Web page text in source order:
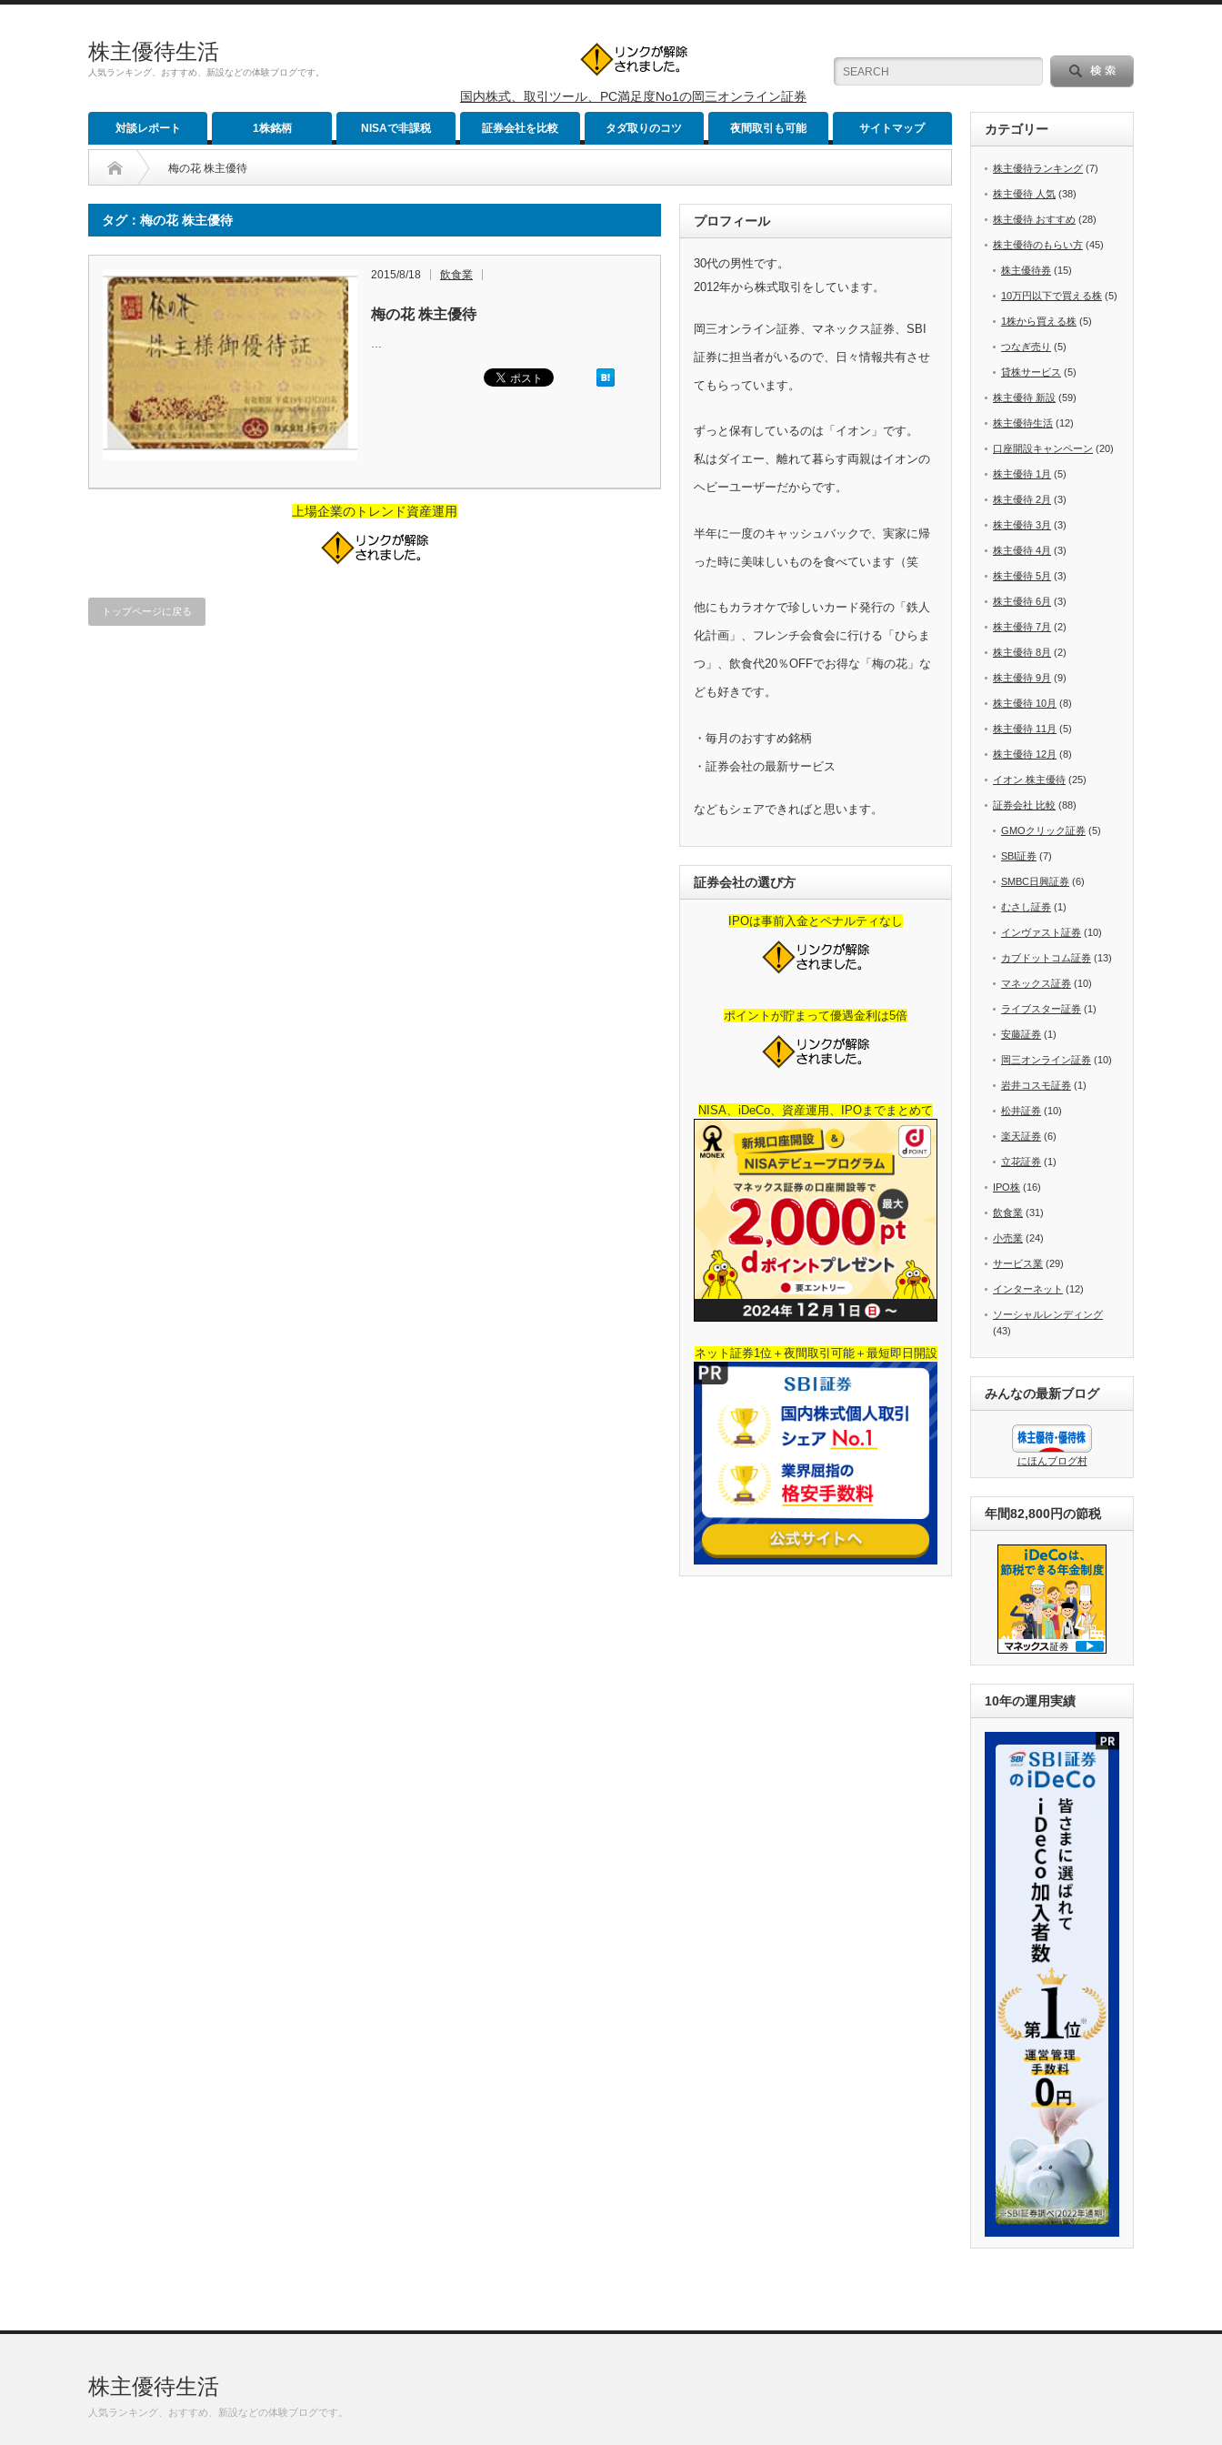
株主優待生活
人気ランキング、おすすめ、新設などの体験ブログです。
国内株式、取引ツール、PC満足度No1の岡三オンライン証券
対談レポート 1株銘柄 NISAで非課税 証券会社を比較 タダ取りのコツ 夜間取引も可能 サイトマップ
梅の花 株主優待
タグ：梅の花 株主優待
2015/8/18 飲食業
梅の花 株主優待
…
上場企業のトレンド資産運用
トップページに戻る
プロフィール
30代の男性です。
2012年から株式取引をしています。
岡三オンライン証券、マネックス証券、SBI
証券に担当者がいるので、日々情報共有させ
てもらっています。
ずっと保有しているのは「イオン」です。
私はダイエー、離れて暮らす両親はイオンの
ヘビーユーザーだからです。
半年に一度のキャッシュバックで、実家に帰
った時に美味しいものを食べています（笑
他にもカラオケで珍しいカード発行の「鉄人
化計画」、フレンチ会食会に行ける「ひらま
つ」、飲食代20％OFFでお得な「梅の花」な
ども好きです。
・毎月のおすすめ銘柄
・証券会社の最新サービス
などもシェアできればと思います。
証券会社の選び方
IPOは事前入金とペナルティなし
ポイントが貯まって優遇金利は5倍
NISA、iDeCo、資産運用、IPOまでまとめて
ネット証券1位＋夜間取引可能＋最短即日開設
カテゴリー
株主優待ランキング (7)
株主優待 人気 (38)
株主優待 おすすめ (28)
株主優待のもらい方 (45)
株主優待券 (15)
10万円以下で買える株 (5)
1株から買える株 (5)
つなぎ売り (5)
貸株サービス (5)
株主優待 新設 (59)
株主優待生活 (12)
口座開設キャンペーン (20)
株主優待 1月 (5)
株主優待 2月 (3)
株主優待 3月 (3)
株主優待 4月 (3)
株主優待 5月 (3)
株主優待 6月 (3)
株主優待 7月 (2)
株主優待 8月 (2)
株主優待 9月 (9)
株主優待 10月 (8)
株主優待 11月 (5)
株主優待 12月 (8)
イオン 株主優待 (25)
証券会社 比較 (88)
GMOクリック証券 (5)
SBI証券 (7)
SMBC日興証券 (6)
むさし証券 (1)
インヴァスト証券 (10)
カブドットコム証券 (13)
マネックス証券 (10)
ライブスター証券 (1)
安藤証券 (1)
岡三オンライン証券 (10)
岩井コスモ証券 (1)
松井証券 (10)
楽天証券 (6)
立花証券 (1)
IPO株 (16)
飲食業 (31)
小売業 (24)
サービス業 (29)
インターネット (12)
ソーシャルレンディング
(43)
みんなの最新ブログ
にほんブログ村
年間82,800円の節税
10年の運用実績
株主優待生活
人気ランキング、おすすめ、新設などの体験ブログです。